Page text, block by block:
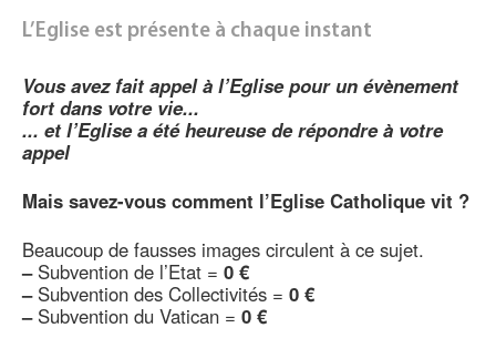
L’Eglise est présente à chaque instant
Vous avez fait appel à l’Eglise pour un évènement
fort dans votre vie...
... et l’Eglise a été heureuse de répondre à votre
appel
Mais savez-vous comment l’Eglise Catholique vit ?
Beaucoup de fausses images circulent à ce sujet.
–Subvention de l’Etat = 0 €
–Subvention des Collectivités = 0 €
–Subvention du Vatican = 0 €